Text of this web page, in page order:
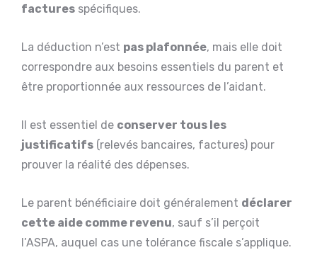
factures spécifiques.
La déduction n’est pas plafonnée, mais elle doit
correspondre aux besoins essentiels du parent et
être proportionnée aux ressources de l’aidant.
Il est essentiel de conserver tous les
justificatifs (relevés bancaires, factures) pour
prouver la réalité des dépenses.
Le parent bénéficiaire doit généralement déclarer
cette aide comme revenu, sauf s’il perçoit
l’ASPA, auquel cas une tolérance fiscale s’applique.